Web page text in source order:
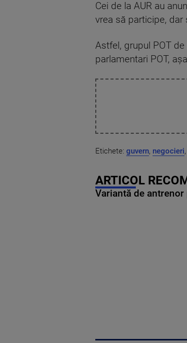
Cei de la AUR au
vrea să participe,
Astfel, grupul POT
parlamentari POT,
Etichete: guvern, negocieri,
ARTICOL
Variantă de antrenor